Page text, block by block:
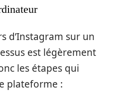
d’Instagram sur un
est légèrement
les étapes qui
plateforme :